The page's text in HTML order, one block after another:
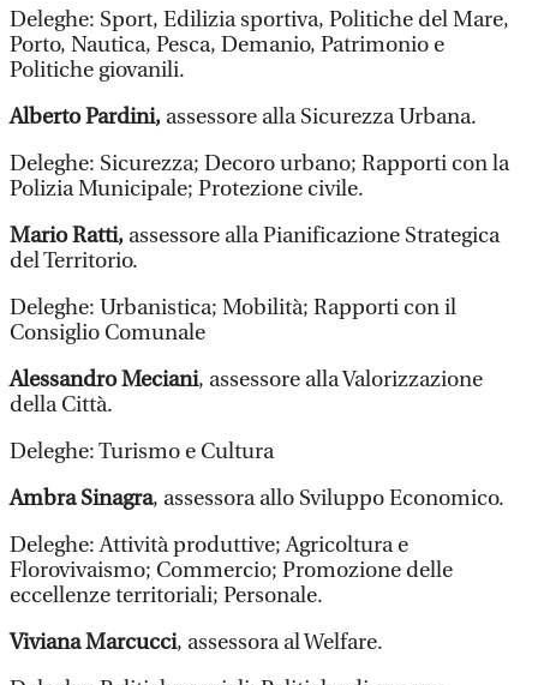
Deleghe: Sport, Edilizia sportiva, Politiche del Mare,
Porto, Nautica, Pesca, Demanio, Patrimonio e
Politiche giovanili.
Alberto Pardini, assessore alla Sicurezza Urbana.
Deleghe: Sicurezza; Decoro urbano; Rapporti con la
Polizia Municipale; Protezione civile.
Mario Ratti, assessore alla Pianificazione Strategica
del Territorio.
Deleghe: Urbanistica; Mobilità; Rapporti con il
Consiglio Comunale
Alessandro Meciani, assessore alla Valorizzazione
della Città.
Deleghe: Turismo e Cultura
Ambra Sinagra, assessora allo Sviluppo Economico.
Deleghe: Attività produttive; Agricoltura e
Florovivaismo; Commercio; Promozione delle
eccellenze territoriali; Personale.
Viviana Marcucci, assessora al Welfare.